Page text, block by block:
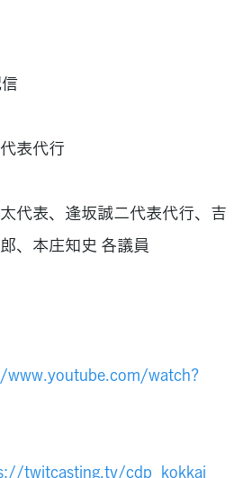
表代行
代表、逢󠄀坂誠二代表代行、吉
、本庄知史 各議員
watch?
twitcasting.tv/cdp_kokkai